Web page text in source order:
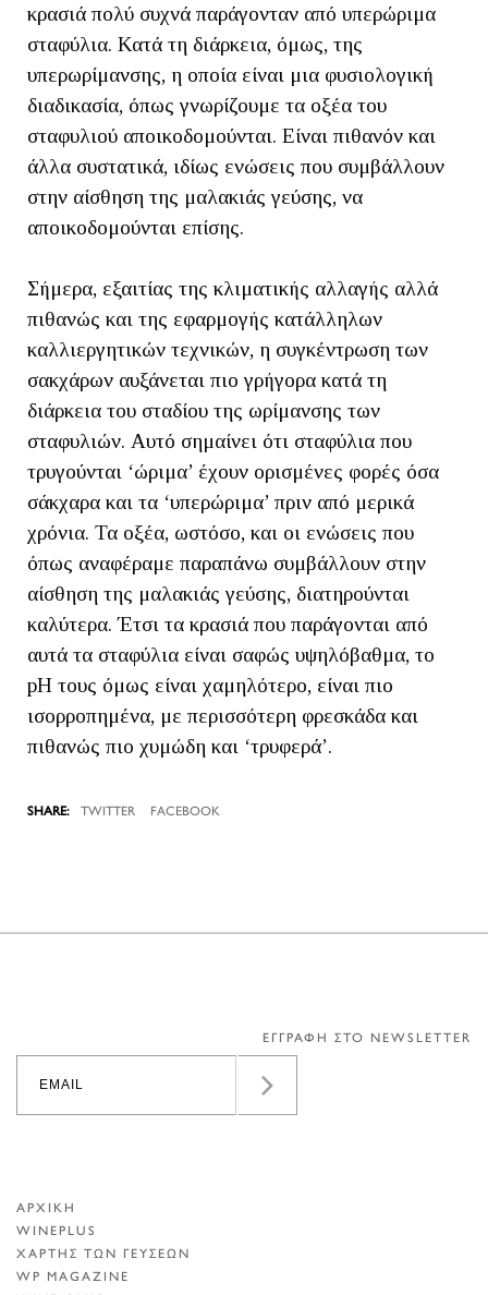
κρασιά πολύ συχνά παράγονταν από υπερώριμα
σταφύλια. Κατά τη διάρκεια, όμως, της
υπερωρίμανσης, η οποία είναι μια φυσιολογική
διαδικασία, όπως γνωρίζουμε τα οξέα του
σταφυλιού αποικοδομούνται. Είναι πιθανόν και
άλλα συστατικά, ιδίως ενώσεις που συμβάλλουν
στην αίσθηση της μαλακιάς γεύσης, να
αποικοδομούνται επίσης.
Σήμερα, εξαιτίας της κλιματικής αλλαγής αλλά
πιθανώς και της εφαρμογής κατάλληλων
καλλιεργητικών τεχνικών, η συγκέντρωση των
σακχάρων αυξάνεται πιο γρήγορα κατά τη
διάρκεια του σταδίου της ωρίμανσης των
σταφυλιών. Αυτό σημαίνει ότι σταφύλια που
τρυγούνται ‘ώριμα’ έχουν ορισμένες φορές όσα
σάκχαρα και τα ‘υπερώριμα’ πριν από μερικά
χρόνια. Τα οξέα, ωστόσο, και οι ενώσεις που
όπως αναφέραμε παραπάνω συμβάλλουν στην
αίσθηση της μαλακιάς γεύσης, διατηρούνται
καλύτερα. Έτσι τα κρασιά που παράγονται από
αυτά τα σταφύλια είναι σαφώς υψηλόβαθμα, το
pH τους όμως είναι χαμηλότερο, είναι πιο
ισορροπημένα, με περισσότερη φρεσκάδα και
πιθανώς πιο χυμώδη και ‘τρυφερά’.
TWITTER FACEBOOK
ΕΓΓΡΑΦΗ ΣΤΟ NEWSLETTER
ΑΡΧΙΚΗ
WINEPLUS
ΧΑΡΤΗΣ ΤΩΝ ΓΕΥΣΕΩΝ
WP MAGAZINE